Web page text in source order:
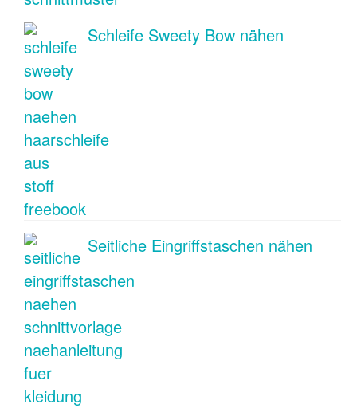
Schleife Sweety Bow nähen
Seitliche Eingriffstaschen nähen